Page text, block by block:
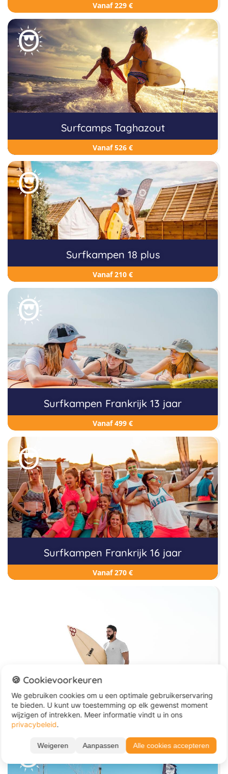
Vanaf 229 €
Surfcamps Taghazout
Vanaf 526 €
Surfkampen 18 plus
Vanaf 210 €
Surfkampen Frankrijk 13 jaar
Vanaf 499 €
Surfkampen Frankrijk 16 jaar
Vanaf 270 €
Surfkampen Frankrijk 18 plus
🍪 Cookievoorkeuren
We gebruiken cookies om u een optimale gebruikerservaring
te bieden. U kunt uw toestemming op elk gewenst moment
wijzigen of intrekken. Meer informatie vindt u in ons
privacybeleid.
Weigeren Aanpassen Alle cookies accepteren